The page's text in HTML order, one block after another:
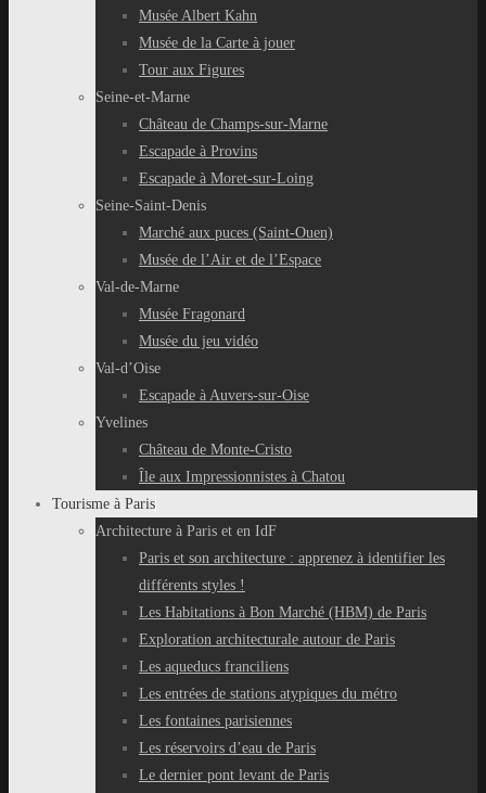
Musée Albert Kahn
Musée de la Carte à jouer
Tour aux Figures
Seine-et-Marne
Château de Champs-sur-Marne
Escapade à Provins
Escapade à Moret-sur-Loing
Seine-Saint-Denis
Marché aux puces (Saint-Ouen)
Musée de l’Air et de l’Espace
Val-de-Marne
Musée Fragonard
Musée du jeu vidéo
Val-d’Oise
Escapade à Auvers-sur-Oise
Yvelines
Château de Monte-Cristo
Île aux Impressionnistes à Chatou
Tourisme à Paris
Architecture à Paris et en IdF
Paris et son architecture : apprenez à identifier les
différents styles !
Les Habitations à Bon Marché (HBM) de Paris
Exploration architecturale autour de Paris
Les aqueducs franciliens
Les entrées de stations atypiques du métro
Les fontaines parisiennes
Les réservoirs d’eau de Paris
Le dernier pont levant de Paris